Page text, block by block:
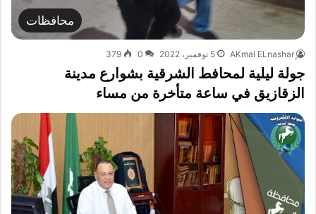
محافظات
5 نوفمبر، 2022 0
379
جولة ليلية لمحافط الشرقية بشوارع مدينة
الزقازيق في ساعة متأخرة من مساء